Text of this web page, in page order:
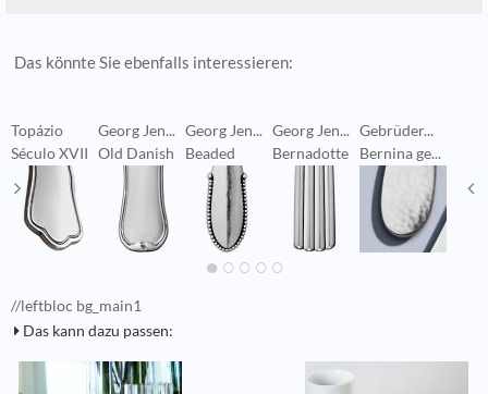
Das könnte Sie ebenfalls interessieren:
Topázio
Século XVII
Georg Jen...
Old Danish
Georg Jen...
Beaded
Georg Jen...
Bernadotte
Gebrüder...
Bernina ge...
//leftbloc bg_main1
Das kann dazu passen: